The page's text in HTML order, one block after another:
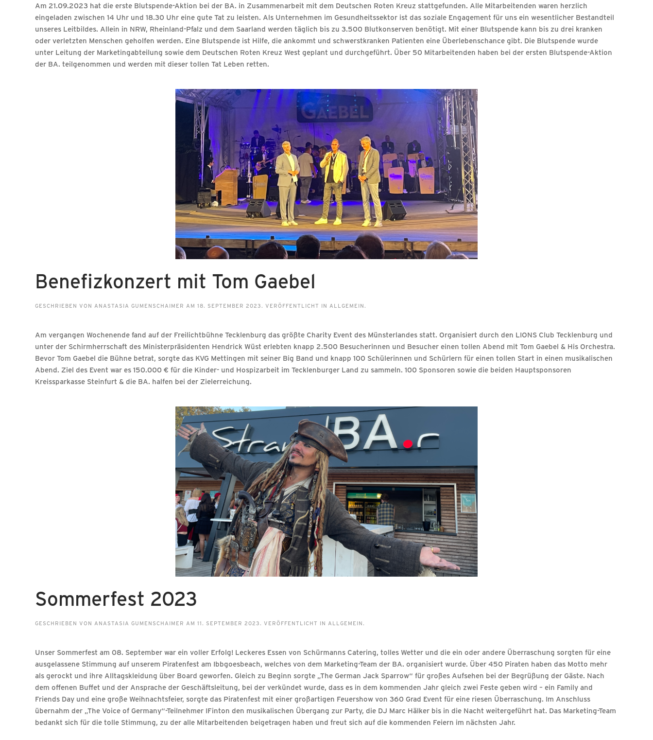
Am 21.09.2023 hat die erste Blutspende-Aktion bei der BA. in Zusammenarbeit mit dem Deutschen Roten Kreuz stattgefunden. Alle Mitarbeitenden waren herzlich
eingeladen zwischen 14 Uhr und 18.30 Uhr eine gute Tat zu leisten. Als Unternehmen im Gesundheitssektor ist das soziale Engagement für uns ein wesentlicher Bestandteil
unseres Leitbildes. Allein in NRW, Rheinland-Pfalz und dem Saarland werden täglich bis zu 3.500 Blutkonserven benötigt. Mit einer Blutspende kann bis zu drei kranken
oder verletzten Menschen geholfen werden. Eine Blutspende ist Hilfe, die ankommt und schwerstkranken Patienten eine Überlebenschance gibt. Die Blutspende wurde
unter Leitung der Marketingabteilung sowie dem Deutschen Roten Kreuz West geplant und durchgeführt. Über 50 Mitarbeitenden haben bei der ersten Blutspende-Aktion
der BA. teilgenommen und werden mit dieser tollen Tat Leben retten.
Benefizkonzert mit Tom Gaebel
GESCHRIEBEN VON ANASTASIA GUMENSCHAIMER AM 18. SEPTEMBER 2023. VERÖFFENTLICHT IN ALLGEMEIN.
Am vergangen Wochenende fand auf der Freilichtbühne Tecklenburg das größte Charity Event des Münsterlandes statt. Organisiert durch den LIONS Club Tecklenburg und
unter der Schirmherrschaft des Ministerpräsidenten Hendrick Wüst erlebten knapp 2.500 Besucherinnen und Besucher einen tollen Abend mit Tom Gaebel & His Orchestra.
Bevor Tom Gaebel die Bühne betrat, sorgte das KVG Mettingen mit seiner Big Band und knapp 100 Schülerinnen und Schürlern für einen tollen Start in einen musikalischen
Abend. Ziel des Event war es 150.000 € für die Kinder- und Hospizarbeit im Tecklenburger Land zu sammeln. 100 Sponsoren sowie die beiden Hauptsponsoren
Kreissparkasse Steinfurt & die BA. halfen bei der Zielerreichung.
Sommerfest 2023
GESCHRIEBEN VON ANASTASIA GUMENSCHAIMER AM 11. SEPTEMBER 2023. VERÖFFENTLICHT IN ALLGEMEIN.
Unser Sommerfest am 08. September war ein voller Erfolg! Leckeres Essen von Schürmanns Catering, tolles Wetter und die ein oder andere Überraschung sorgten für eine
ausgelassene Stimmung auf unserem Piratenfest am Ibbgoesbeach, welches von dem Marketing-Team der BA. organisiert wurde. Über 450 Piraten haben das Motto mehr
als gerockt und ihre Alltagskleidung über Board geworfen. Gleich zu Beginn sorgte „The German Jack Sparrow“ für großes Aufsehen bei der Begrüßung der Gäste. Nach
dem offenen Buffet und der Ansprache der Geschäftsleitung, bei der verkündet wurde, dass es in dem kommenden Jahr gleich zwei Feste geben wird – ein Family and
Friends Day und eine große Weihnachtsfeier, sorgte das Piratenfest mit einer großartigen Feuershow von 360 Grad Event für eine riesen Überraschung. Im Anschluss
übernahm der „The Voice of Germany“-Teilnehmer IFinton den musikalischen Übergang zur Party, die DJ Marc Hälker bis in die Nacht weitergeführt hat. Das Marketing-Team
bedankt sich für die tolle Stimmung, zu der alle Mitarbeitenden beigetragen haben und freut sich auf die kommenden Feiern im nächsten Jahr.